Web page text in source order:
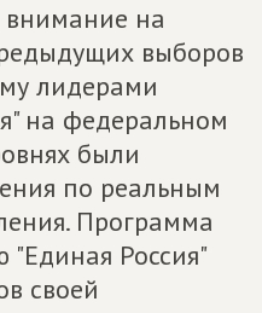
внимание на
выборов
лидерами
на федеральном
были
по реальным
Программа
"Единая Россия"
своей